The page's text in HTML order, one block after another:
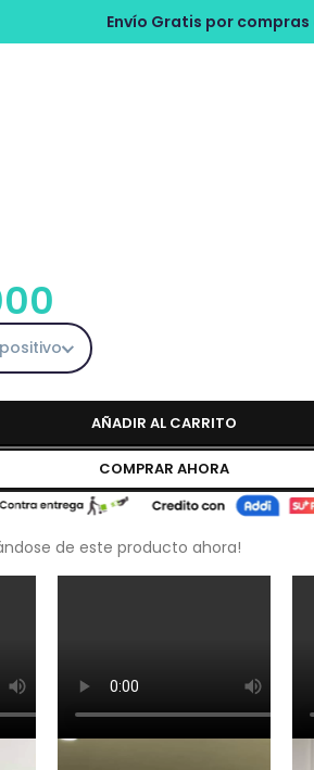
por compras de $150.000
AÑADIR AL CARRITO
COMPRAR AHORA
de este producto ahora!